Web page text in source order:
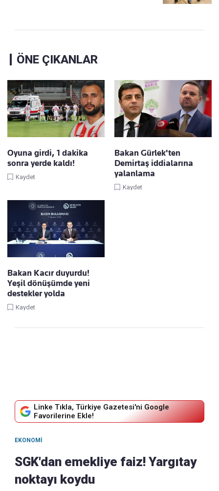
ÖNE ÇIKANLAR
Oyuna girdi, 1 dakika
sonra yerde kaldı!
Kaydet
Bakan Gürlek'ten
Demirtaş iddialarına
yalanlama
Kaydet
Bakan Kacır duyurdu!
Yeşil dönüşümde yeni
destekler yolda
Kaydet
Linke Tıkla, Türkiye Gazetesi'ni Google
Favorilerine Ekle!
EKONOMI
SGK'dan emekliye faiz! Yargıtay
noktayı koydu